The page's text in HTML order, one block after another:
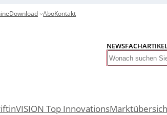
Download AboKontakt
NEWS
Search
inVISION Top Innovations